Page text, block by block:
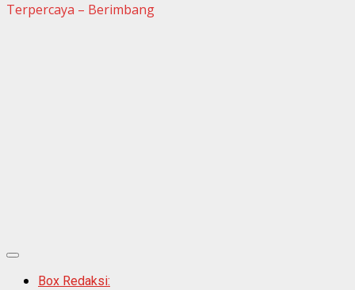
Terpercaya – Berimbang
Primary
MenuBox Redaksi: